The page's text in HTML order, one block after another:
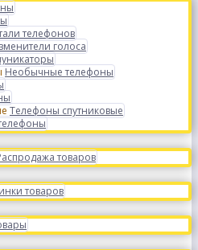
телефонов
голоса
Необычные телефоны
Телефоны спутниковые
товаров
товаров